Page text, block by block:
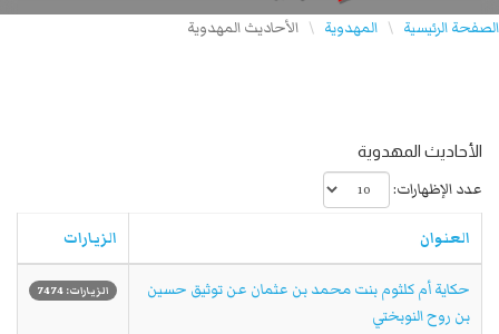
الصفحة الرئيسية \ المهدوية \ الأحاديث المهدوية
الأحاديث المهدوية
عدد الإظهارات:
العنوان الزيارات
حكاية أم كلثوم بنت محمد بن عثمان عن توثيق حسين
بن روح النوبختي
الزيارات: 7474